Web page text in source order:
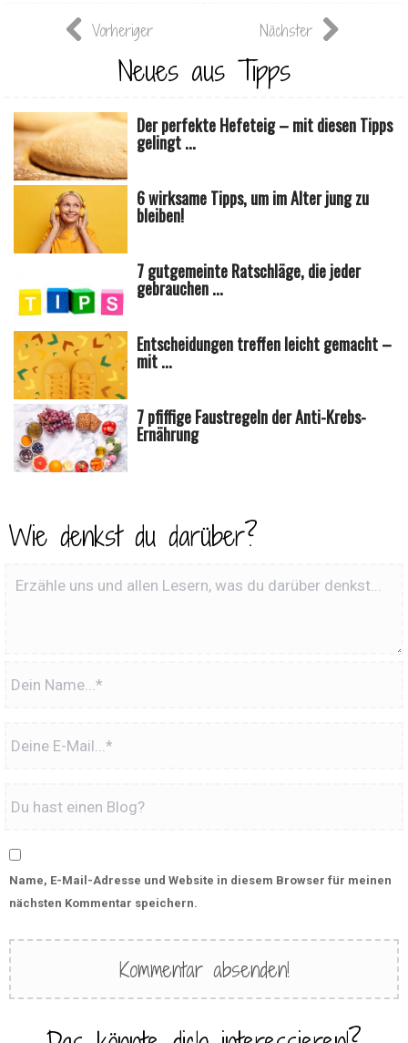
Vorheriger Nächster
Neues aus Tipps
Der perfekte Hefeteig – mit diesen Tipps
gelingt ...
6 wirksame Tipps, um im Alter jung zu
bleiben!
7 gutgemeinte Ratschläge, die jeder
gebrauchen ...
Entscheidungen treffen leicht gemacht –
mit ...
7 pfiffige Faustregeln der Anti-Krebs-
Ernährung
Wie denkst du darüber?
Name, E-Mail-Adresse und Website in diesem Browser für meinen
nächsten Kommentar speichern.